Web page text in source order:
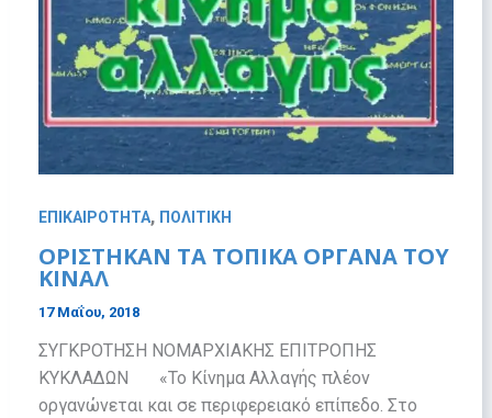
ΕΠΙΚΑΙΡΟΤΗΤΑ, ΠΟΛΙΤΙΚΗ
ΟΡΙΣΤΗΚΑΝ ΤΑ ΤΟΠΙΚΑ ΟΡΓΑΝΑ ΤΟΥ
ΚΙΝΑΛ
17 Μαΐου, 2018
ΣΥΓΚΡΟΤΗΣΗ ΝΟΜΑΡΧΙΑΚΗΣ ΕΠΙΤΡΟΠΗΣ
ΚΥΚΛΑΔΩΝ «Το Κίνημα Αλλαγής πλέον
οργανώνεται και σε περιφερειακό επίπεδο. Στο